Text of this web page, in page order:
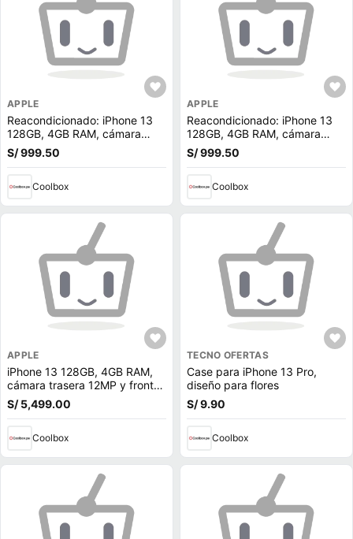
APPLE
Reacondicionado: iPhone 13
128GB, 4GB RAM, cámara
trasera 12MP y frontal 12MP,
6.1"", negro
S/ 999.50
Coolbox
APPLE
Reacondicionado: iPhone 13
128GB, 4GB RAM, cámara
trasera 12MP y frontal 12MP,
6.1"", blanco
S/ 999.50
Coolbox
APPLE
iPhone 13 128GB, 4GB RAM,
cámara trasera 12MP y frontal
12MP, 6.1"", blanco
S/ 5,499.00
Coolbox
TECNO OFERTAS
Case para iPhone 13 Pro,
diseño para flores
S/ 9.90
Coolbox